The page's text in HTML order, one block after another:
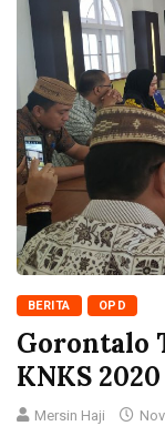
BERITA OPD
Gorontalo
KNKS 2020
Mersin Haji